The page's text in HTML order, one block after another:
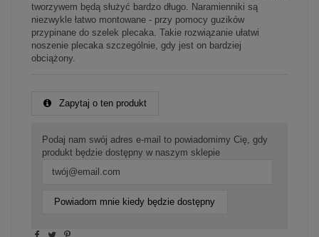
tworzywem będą służyć bardzo długo. Naramienniki są
niezwykle łatwo montowane - przy pomocy guzików
przypinane do szelek plecaka. Takie rozwiązanie ułatwi
noszenie plecaka szczególnie, gdy jest on bardziej
obciążony.
Zapytaj o ten produkt
Podaj nam swój adres e-mail to powiadomimy Cię, gdy
produkt będzie dostępny w naszym sklepie
Powiadom mnie kiedy będzie dostępny